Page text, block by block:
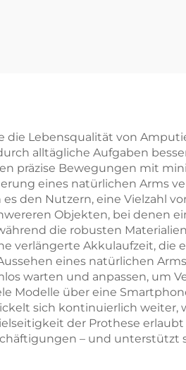
Lebensqualität von
alltägliche Aufgaben
präzise Bewegungen mit
eines natürlichen Arms
den Nutzern, eine Vielzahl
Objekten, bei denen
die robusten
verlängerte Akkulaufzeit, die
eines natürlichen
warten und anpassen, um
Modelle über eine
sich kontinuierlich weiter,
der Prothese
– und unterstützt